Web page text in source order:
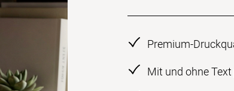
Premium-
Mit und ohne